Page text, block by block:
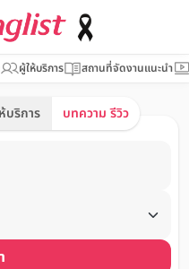
ผู้ให้บริการ สถานที่จัดงานแนะนำ
บริการ บทความ รีวิว